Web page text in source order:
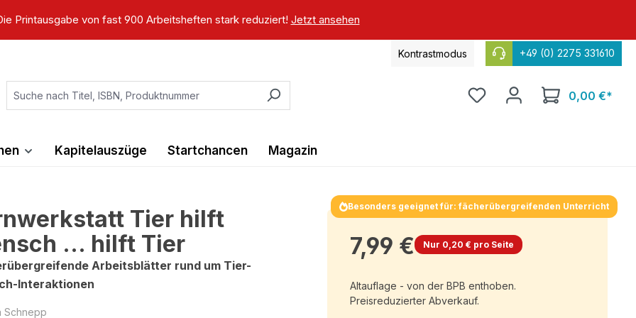
Printausgabe von fast 900 Arbeitsheften stark reduziert! Jetzt ansehen
Kontrastmodus +49 (0) 2275 331610
0,00 €*
Kapitelauszüge Startchancen Magazin
Tier hilft
... hilft Tier
Arbeitsblätter rund um Tier-
Interaktionen
Schnepp
Besonders geeignet für: fächerübergreifenden Unterricht
7,99 € Nur 0,20 € pro Seite
Altauflage - von der BPB enthoben.
Preisreduzierter Abverkauf.